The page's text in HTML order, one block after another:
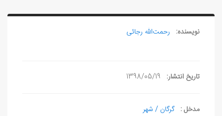
نویسنده: رحمت‌الله رجائی
تاریخ انتشار: 1398/05/19
مدخل : گرگان / شهر